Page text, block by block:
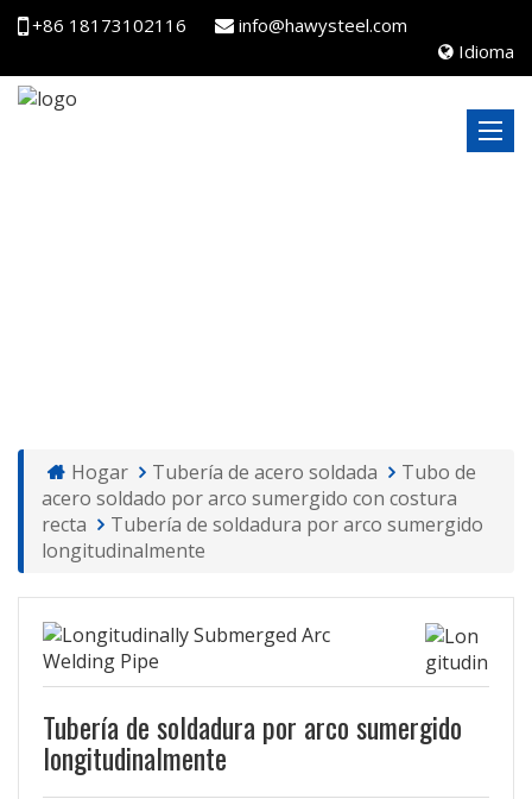
+86 18173102116
info@hawysteel.com
Idioma
Hogar Tubería de acero soldada
Tubo de
acero soldado por arco sumergido con costura
recta
Tubería de soldadura por arco sumergido
longitudinalmente
Tubería de soldadura por arco sumergido
longitudinalmente